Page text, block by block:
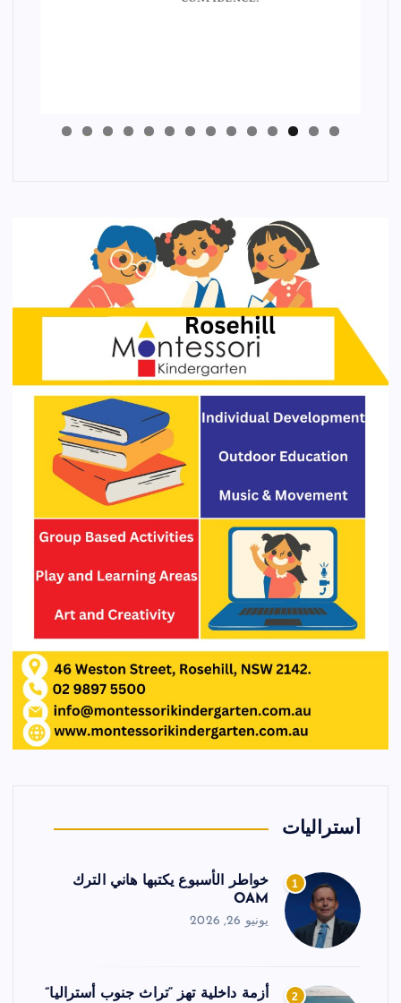
أستراليات
1
خواطر الأسبوع يكتبها هاني الترك
OAM
يونيو 26, 2026
2
أزمة داخلية تهز “تراث جنوب أستراليا”